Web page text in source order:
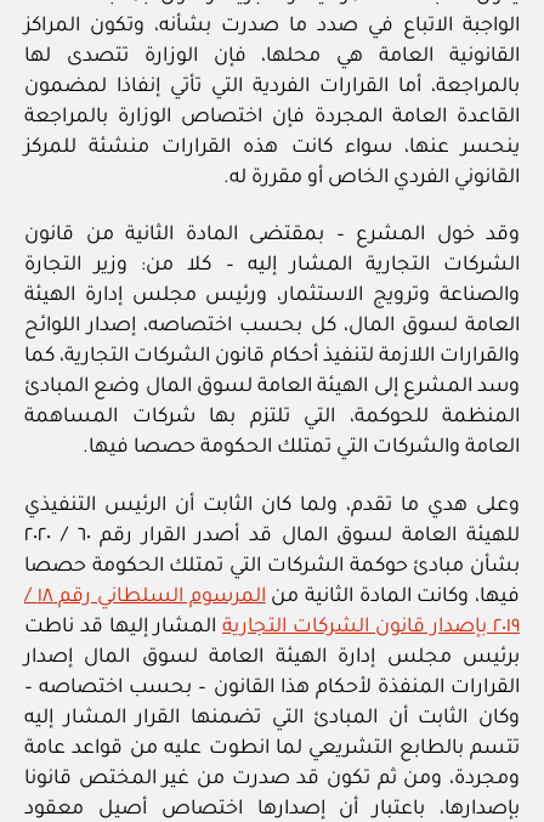
الواجبة الاتباع في صدد ما صدرت بشأنه، وتكون المراكز
القانونية العامة هي محلها، فإن الوزارة تتصدى لها
بالمراجعة، أما القرارات الفردية التي تأتي إنفاذا لمضمون
القاعدة العامة المجردة فإن اختصاص الوزارة بالمراجعة
ينحسر عنها، سواء كانت هذه القرارات منشئة للمركز
القانوني الفردي الخاص أو مقررة له.
وقد خول المشرع – بمقتضى المادة الثانية من قانون
الشركات التجارية المشار إليه – كلا من: وزير التجارة
والصناعة وترويج الاستثمار، ورئيس مجلس إدارة الهيئة
العامة لسوق المال، كل بحسب اختصاصه، إصدار اللوائح
والقرارات اللازمة لتنفيذ أحكام قانون الشركات التجارية، كما
وسد المشرع إلى الهيئة العامة لسوق المال وضع المبادئ
المنظمة للحوكمة، التي تلتزم بها شركات المساهمة
العامة والشركات التي تمتلك الحكومة حصصا فيها.
وعلى هدي ما تقدم، ولما كان الثابت أن الرئيس التنفيذي
للهيئة العامة لسوق المال قد أصدر القرار رقم ٦٠ / ٢٠٢٠
بشأن مبادئ حوكمة الشركات التي تمتلك الحكومة حصصا
فيها، وكانت المادة الثانية من
المرسوم السلطاني رقم ١٨ /
٢٠١٩ بإصدار قانون الشركات التجارية
المشار إليها قد ناطت
برئيس مجلس إدارة الهيئة العامة لسوق المال إصدار
القرارات المنفذة لأحكام هذا القانون – بحسب اختصاصه –
وكان الثابت أن المبادئ التي تضمنها القرار المشار إليه
تتسم بالطابع التشريعي لما انطوت عليه من قواعد عامة
ومجردة، ومن ثم تكون قد صدرت من غير المختص قانونا
بإصدارها، باعتبار أن إصدارها اختصاص أصيل معقود